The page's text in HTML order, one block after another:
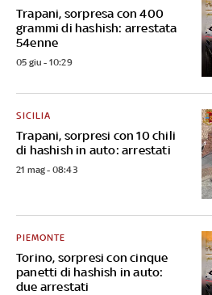
Trapani, sorpresa con 400
grammi di hashish: arrestata
54enne
05 giu - 10:29
Trapani, sorpresi con 10 chili
di hashish in auto: arrestati
SICILIA
21 mag - 08:43
Torino, sorpresi con cinque
panetti di hashish in auto:
due arrestati
PIEMONTE